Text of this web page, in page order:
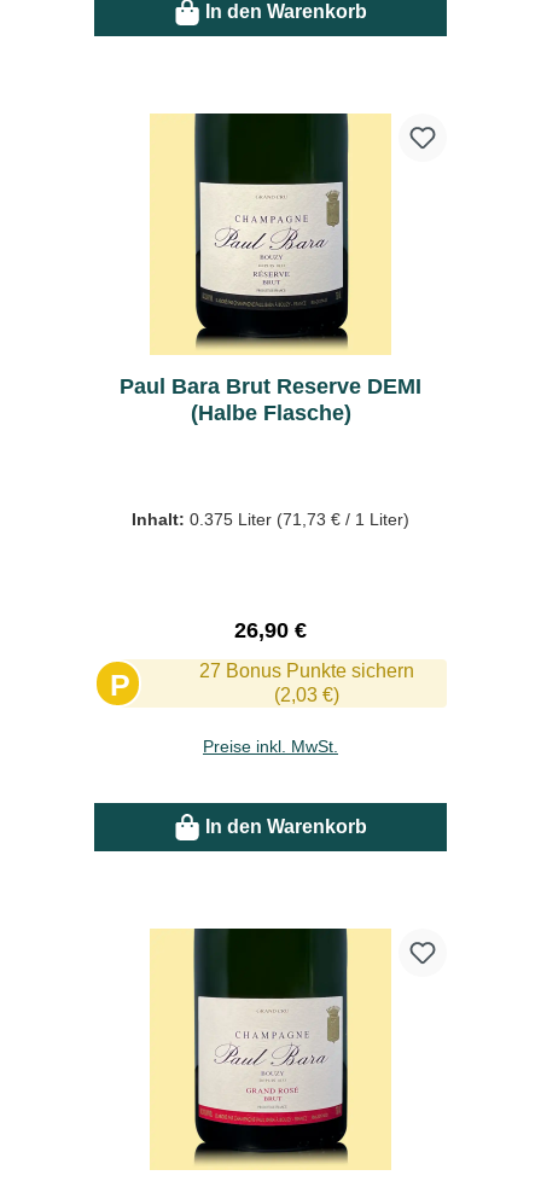
In den Warenkorb
Paul Bara Brut Reserve DEMI
(Halbe Flasche)
Inhalt: 0.375 Liter (71,73 € / 1 Liter)
Regulärer Preis:
26,90 €
P
27 Bonus Punkte sichern
(2,03 €)
Preise inkl. MwSt.
In den Warenkorb